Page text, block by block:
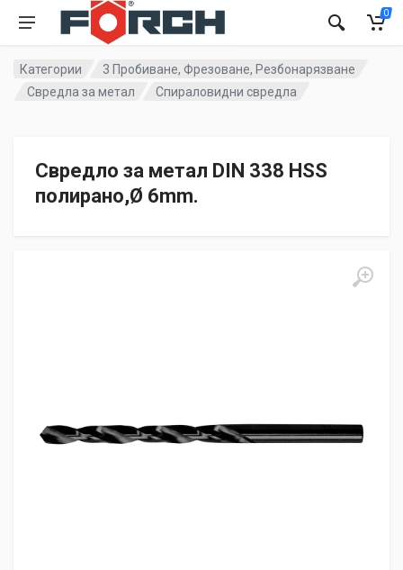
0
Категории
3 Пробиване, Фрезоване, Резбонарязване
Свредла за метал
Спираловидни свредла
Свредло за метал DIN 338 HSS
полирано,Ø 6mm.